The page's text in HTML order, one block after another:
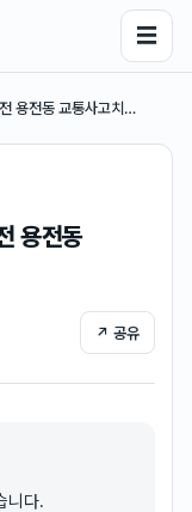
☰
용전동 교통사고치…
용전동
↗ 공유
니다.